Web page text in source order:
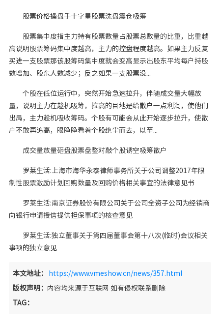
股票价格操盘手十字星股票洗盘震仓吸筹
股票集中度指主力持有股票数量占股票总数量的比重，比重越
高说明股票筹码集中度越高，主力的控盘程度越高。如果主力反复
买进一支股票那该股筹码集中度就会变高显示出股东平均每户持股
数增加、股东人数减少；反之如果一支股票没...
个股在低位运行中，突然开始急速拉升，伴随成交量大幅放
量，说明主力在趁机吸筹，拉高的目地是给散户一点利润，使他们
出局，主力趁机吸收筹码。个股有可能会从此开始逐步拉升，使散
户不敢再追高，眼睁睁看着个股绝尘而去，以至...
成交量放量砸盘股票盘整对敲个股诱空吸筹散户
罗莱生活:上海市海华永泰律师事务所关于公司调整2017年限
制性股票激励计划回购数量及回购价格相关事宜的法律意见书
罗莱生活:南京证券股份有限公司关于公司全资子公司为经销商
向银行申请授信提供担保事项的核查意见
罗莱生活:独立董事关于第四届董事会第十八次(临时)会议相关
事项的独立意见
本文地址： https://www.vmeshow.cn/news/357.html
版权声明： 内容均来源于互联网 如有侵权联系删除
TAG：